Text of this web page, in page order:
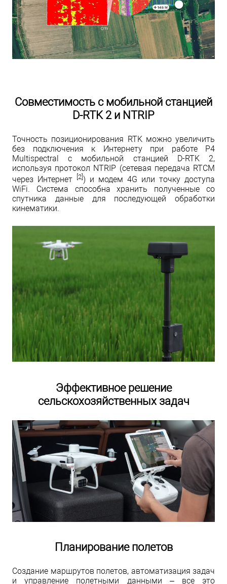
Совместимость с мобильной станцией
D-RTK 2 и NTRIP
Точность позиционирования RTK можно увеличить
без подключения к Интернету при работе P4
Multispectral с мобильной станцией D-RTK 2,
используя протокол NTRIP (сетевая передача RTCM
через Интернет [2]) и модем 4G или точку доступа
WiFi. Система способна хранить полученные со
спутника данные для последующей обработки
кинематики.
Эффективное решение
сельскохозяйственных задач
Планирование полетов
Создание маршрутов полетов, автоматизация задач
и управление полетными данными – все это